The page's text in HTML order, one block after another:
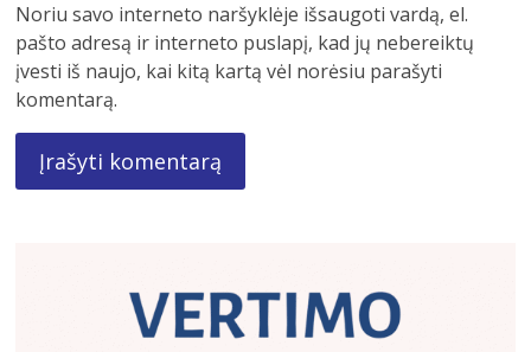
Noriu savo interneto naršyklėje išsaugoti vardą, el.
pašto adresą ir interneto puslapį, kad jų nebereiktų
įvesti iš naujo, kai kitą kartą vėl norėsiu parašyti
komentarą.